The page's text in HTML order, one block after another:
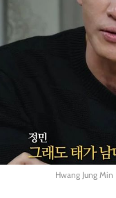
Hwang Jung Min